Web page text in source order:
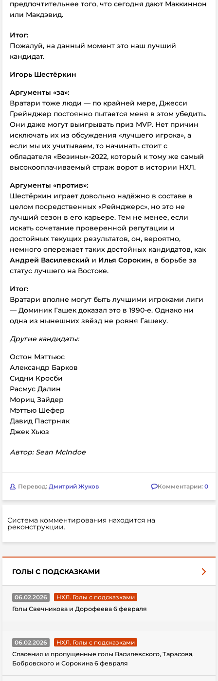
предпочтительнее того, что сегодня дают Маккиннон
или Макдэвид.
Итог:
Пожалуй, на данный момент это наш лучший
кандидат.
Игорь Шестёркин
Аргументы «за»:
Вратари тоже люди — по крайней мере, Джесси
Грейнджер постоянно пытается меня в этом убедить.
Они даже могут выигрывать приз MVP. Нет причин
исключать их из обсуждения «лучшего игрока», а
если мы их учитываем, то начинать стоит с
обладателя «Везины»-2022, который к тому же самый
высокооплачиваемый страж ворот в истории НХЛ.
Аргументы «против»:
Шестёркин играет довольно надёжно в составе в
целом посредственных «Рейнджерс», но это не
лучший сезон в его карьере. Тем не менее, если
искать сочетание проверенной репутации и
достойных текущих результатов, он, вероятно,
немного опережает таких достойных кандидатов, как
Андрей Василевский и Илья Сорокин, в борьбе за
статус лучшего на Востоке.
Итог:
Вратари вполне могут быть лучшими игроками лиги
— Доминик Гашек доказал это в 1990-е. Однако ни
одна из нынешних звёзд не ровня Гашеку.
Другие кандидаты:
Остон Мэттьюс
Александр Барков
Сидни Кросби
Расмус Далин
Мориц Зайдер
Мэттью Шефер
Давид Пастрняк
Джек Хьюз
Автор: Sean McIndoe
Перевод: Дмитрий Жуков Комментарии: 0
Система комментирования находится на
реконструкции.
ГОЛЫ С ПОДСКАЗКАМИ
06.02.2026
НХЛ. Голы с подсказками
Голы Свечникова и Дорофеева 6 февраля
06.02.2026
НХЛ. Голы с подсказками
Спасения и пропущенные голы Василевского, Тарасова,
Бобровского и Сорокина 6 февраля